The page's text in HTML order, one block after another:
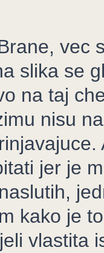
vec
slika se
na taj
nisu
jer je
kako je
vlastita